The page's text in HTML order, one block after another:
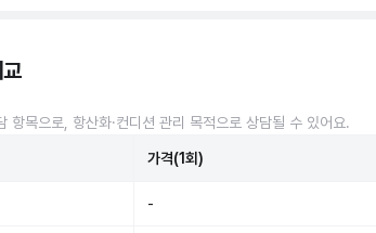
항목으로, 항산화·컨디션 관리 목적으로 상담될 수 있어요.
가격(1회)
-